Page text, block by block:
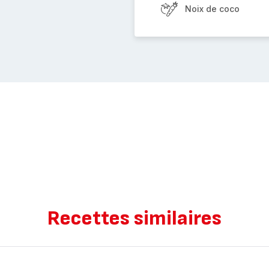
Noix de coco
Recettes similaires